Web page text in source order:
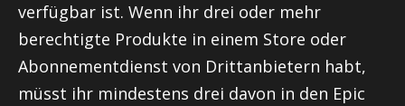
verfügbar ist. Wenn ihr drei oder mehr
berechtigte Produkte in einem Store oder
Abonnementdienst von Drittanbietern habt,
müsst ihr mindestens drei davon in den Epic